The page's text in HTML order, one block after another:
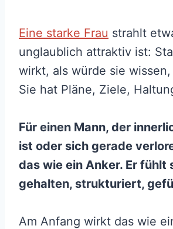
Eine starke Frau strahlt
unglaublich attraktiv ist:
wirkt, als würde sie
Sie hat Pläne, Ziele,
Für einen Mann, der
ist oder sich gerade
das wie ein Anker. Er fühlt
gehalten, strukturiert,
Am Anfang wirkt das wie